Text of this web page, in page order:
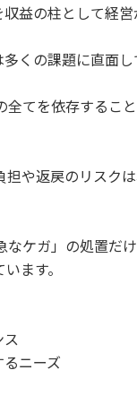
益の柱として経営
くの課題に直面し
てを依存するこ
や返戻のリスク
ケガ」の処置だ
ます。
ニーズ